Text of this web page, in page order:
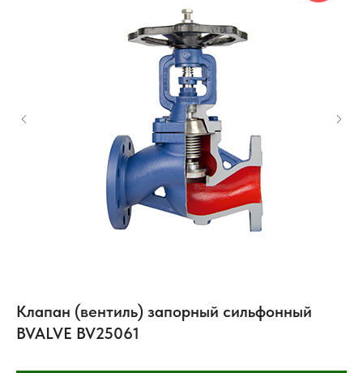
Клапан (вентиль) запорный сильфонный
BVALVE BV25061